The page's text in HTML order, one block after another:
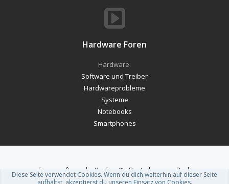
Hardware Foren
Hardware:
Software und Treiber
Hardwareprobleme
Systeme
Notebooks
Smartphones
Forum software by XenForo™-Deutsch von xenDach
Theme designed byThemeHouse .
Diese Seite verwendet Cookies. Wenn du dich weiterhin auf dieser Seite
aufhältst, akzeptierst du unseren Einsatz von Cookies.